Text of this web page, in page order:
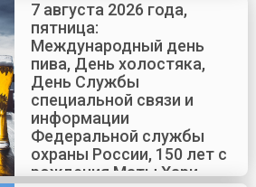
7 августа 2026 года,
пятница:
Международный день
пива, День холостяка,
День Службы
специальной связи и
информации
Федеральной службы
охраны России, 150 лет с
рождения Маты Хари